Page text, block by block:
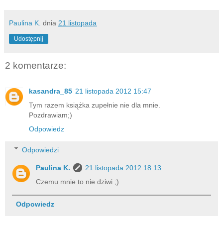
Paulina K. dnia 21 listopada
Udostępnij
2 komentarze:
kasandra_85 21 listopada 2012 15:47
Tym razem książka zupełnie nie dla mnie.
Pozdrawiam;)
Odpowiedz
Odpowiedzi
Paulina K.
21 listopada 2012 18:13
Czemu mnie to nie dziwi ;)
Odpowiedz